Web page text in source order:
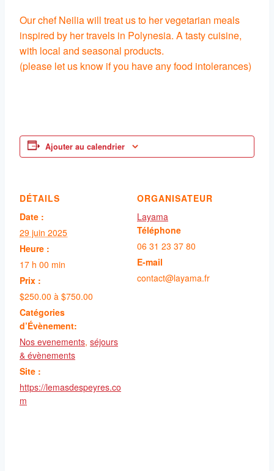
Our chef Neilia will treat us to her vegetarian meals
inspired by her travels in Polynesia. A tasty cuisine,
with local and seasonal products.
(please let us know if you have any food intolerances)
Ajouter au calendrier
DÉTAILS
Date :
29 juin 2025
Heure :
17 h 00 min
Prix :
$250.00 à $750.00
Catégories
d’Évènement:
Nos evenements, séjours
& évènements
Site :
https://lemasdespeyres.co
m
ORGANISATEUR
Layama
Téléphone
06 31 23 37 80
E-mail
contact@layama.fr